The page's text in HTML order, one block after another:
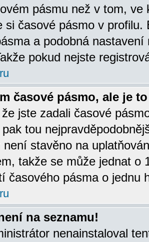
pásmu než v tom,
si časové pásmo v
a podobná
pokud nejste
časové pásmo, ale je
jste zadali časové
tou
není stavěno na
takže se může jednat o
časového pásma o jednu
na seznamu!
nenainstaloval